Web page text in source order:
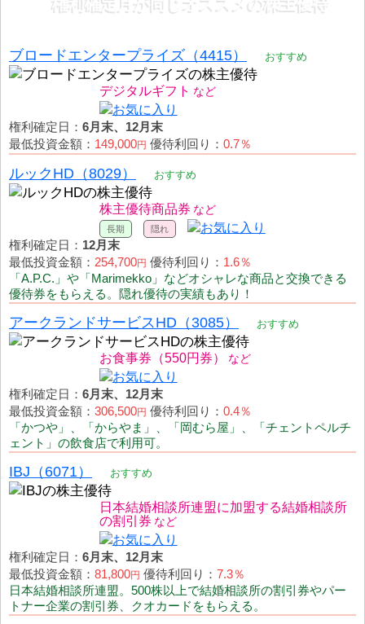
権利確定月が同じオススメの株主優待
ブロードエンタープライズ（4415） おすすめ
デジタルギフト
権利確定日： 6月末、12月末
最低投資金額： 149,000円 優待利回り： 0.7％
ルックHD（8029） おすすめ
株主優待商品券
権利確定日： 12月末
最低投資金額： 254,700円 優待利回り： 1.6％
「A.P.C.」や「Marimekko」などオシャレな商品と交換できる
優待券をもらえる。隠れ優待の実績もあり！
アークランドサービスHD（3085） おすすめ
お食事券（550円券）
権利確定日： 6月末、12月末
最低投資金額： 306,500円 優待利回り： 0.4％
「かつや」、「からやま」、「岡むら屋」、「チェントペルチ
ェント」の飲食店で利用可。
IBJ（6071） おすすめ
日本結婚相談所連盟に加盟する結婚相談所
の割引券
権利確定日： 6月末、12月末
最低投資金額： 81,800円 優待利回り： 7.3％
日本結婚相談所連盟。500株以上で結婚相談所の割引券やパー
トナー企業の割引券、クオカードをもらえる。